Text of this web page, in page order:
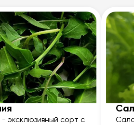
эксклюзивный сорт с